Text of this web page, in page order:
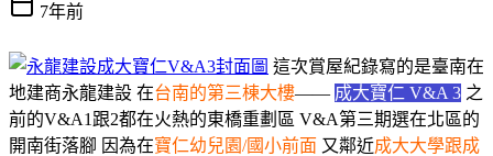
7年前
這次賞屋紀錄寫的是臺南在
地建商永龍建設 在台南的第三棟大樓—— 成大寶仁 V&A 3 之
前的V&A1跟2都在火熱的東橋重劃區 V&A第三期選在北區的
開南街落腳 因為在寶仁幼兒園/國小前面 又鄰近成大大學跟成